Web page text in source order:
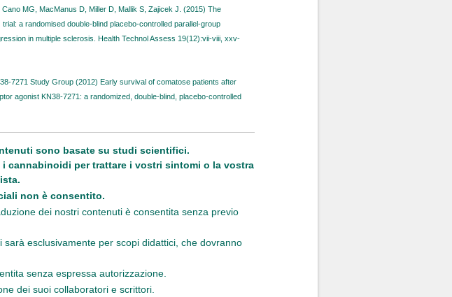
MG, MacManus D, Miller D, Mallik S, Zajicek J. (2015) The
a randomised double-blind placebo-controlled parallel-group
in multiple sclerosis. Health Technol Assess 19(12):vii-viii, xxv-
7271 Study Group (2012) Early survival of comatose patients after
agonist KN38-7271: a randomized, double-blind, placebo-controlled
sono basate su studi scientifici.
cannabinoidi per trattare i vostri sintomi o la vostra
non è consentito.
dei nostri contenuti è consentita senza previo
esclusivamente per scopi didattici, che dovranno
senza espressa autorizzazione.
dei suoi collaboratori e scrittori.